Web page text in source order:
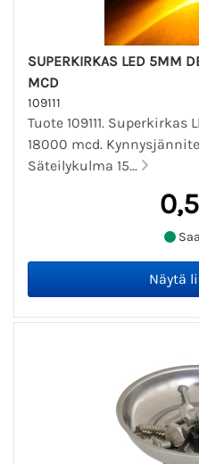
SUPERKIRKAS LED 5MM
MCD
109111
Tuote 109111. Superkirkas
18000 mcd.
Säteilykulma 15...